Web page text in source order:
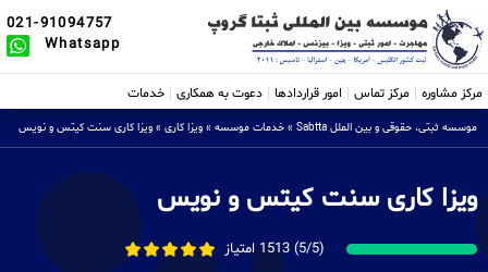
021-91094757
Whatsapp
مرکز مشاوره مرکز تماس امور قراردادها دعوت به همکاری خدمات
موسسه ثبتی، حقوقی و بین الملل Sabtta » خدمات موسسه » ویزا کاری » ویزا کاری سنت کیتس و نویس
ویزا کاری سنت کیتس و نویس
(5/5) 1513 امتیاز